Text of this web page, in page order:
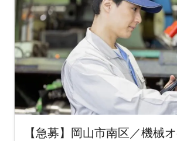
【急募】岡山市南区／機械